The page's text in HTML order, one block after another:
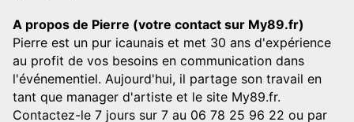
A propos de Pierre (votre contact sur My89.fr)
Pierre est un pur icaunais et met 30 ans d'expérience
au profit de vos besoins en communication dans
l'événementiel. Aujourd'hui, il partage son travail en
tant que manager d'artiste et le site My89.fr.
Contactez-le 7 jours sur 7 au 06 78 25 96 22 ou par